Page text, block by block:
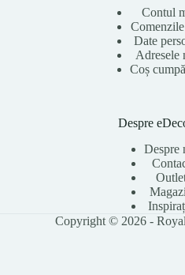
Contul
Date
Adresele
Coș
Despre
Despre
Copyright © 2026 -